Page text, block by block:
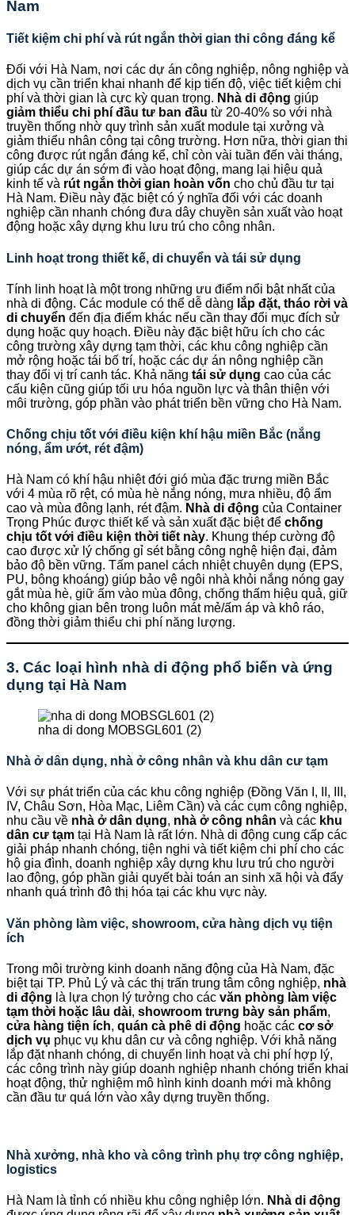
Nam
Tiết kiệm chi phí và rút ngắn thời gian thi công đáng kể
Đối với Hà Nam, nơi các dự án công nghiệp, nông nghiệp và
dịch vụ cần triển khai nhanh để kịp tiến độ, việc tiết kiệm chi
phí và thời gian là cực kỳ quan trọng. Nhà di động giúp
giảm thiểu chi phí đầu tư ban đầu từ 20-40% so với nhà
truyền thống nhờ quy trình sản xuất module tại xưởng và
giảm thiểu nhân công tại công trường. Hơn nữa, thời gian thi
công được rút ngắn đáng kể, chỉ còn vài tuần đến vài tháng,
giúp các dự án sớm đi vào hoạt động, mang lại hiệu quả
kinh tế và rút ngắn thời gian hoàn vốn cho chủ đầu tư tại
Hà Nam. Điều này đặc biệt có ý nghĩa đối với các doanh
nghiệp cần nhanh chóng đưa dây chuyền sản xuất vào hoạt
động hoặc xây dựng khu lưu trú cho công nhân.
Linh hoạt trong thiết kế, di chuyển và tái sử dụng
Tính linh hoạt là một trong những ưu điểm nổi bật nhất của
nhà di động. Các module có thể dễ dàng lắp đặt, tháo rời và
di chuyển đến địa điểm khác nếu cần thay đổi mục đích sử
dụng hoặc quy hoạch. Điều này đặc biệt hữu ích cho các
công trường xây dựng tạm thời, các khu công nghiệp cần
mở rộng hoặc tái bố trí, hoặc các dự án nông nghiệp cần
thay đổi vị trí canh tác. Khả năng tái sử dụng cao của các
cấu kiện cũng giúp tối ưu hóa nguồn lực và thân thiện với
môi trường, góp phần vào phát triển bền vững cho Hà Nam.
Chống chịu tốt với điều kiện khí hậu miền Bắc (nắng
nóng, ẩm ướt, rét đậm)
Hà Nam có khí hậu nhiệt đới gió mùa đặc trưng miền Bắc
với 4 mùa rõ rệt, có mùa hè nắng nóng, mưa nhiều, độ ẩm
cao và mùa đông lạnh, rét đậm. Nhà di động của Container
Trọng Phúc được thiết kế và sản xuất đặc biệt để chống
chịu tốt với điều kiện thời tiết này. Khung thép cường độ
cao được xử lý chống gỉ sét bằng công nghệ hiện đại, đảm
bảo độ bền vững. Tấm panel cách nhiệt chuyên dụng (EPS,
PU, bông khoáng) giúp bảo vệ ngôi nhà khỏi nắng nóng gay
gắt mùa hè, giữ ấm vào mùa đông, chống thấm hiệu quả, giữ
cho không gian bên trong luôn mát mẻ/ấm áp và khô ráo,
đồng thời giảm thiểu chi phí năng lượng.
3. Các loại hình nhà di động phổ biến và ứng
dụng tại Hà Nam
nha di dong MOBSGL601 (2)
Nhà ở dân dụng, nhà ở công nhân và khu dân cư tạm
Với sự phát triển của các khu công nghiệp (Đồng Văn I, II, III,
IV, Châu Sơn, Hòa Mạc, Liêm Cần) và các cụm công nghiệp,
nhu cầu về nhà ở dân dụng, nhà ở công nhân và các khu
dân cư tạm tại Hà Nam là rất lớn. Nhà di động cung cấp các
giải pháp nhanh chóng, tiện nghi và tiết kiệm chi phí cho các
hộ gia đình, doanh nghiệp xây dựng khu lưu trú cho người
lao động, góp phần giải quyết bài toán an sinh xã hội và đẩy
nhanh quá trình đô thị hóa tại các khu vực này.
Văn phòng làm việc, showroom, cửa hàng dịch vụ tiện
ích
Trong môi trường kinh doanh năng động của Hà Nam, đặc
biệt tại TP. Phủ Lý và các thị trấn trung tâm công nghiệp, nhà
di động là lựa chọn lý tưởng cho các văn phòng làm việc
tạm thời hoặc lâu dài, showroom trưng bày sản phẩm,
cửa hàng tiện ích, quán cà phê di động hoặc các cơ sở
dịch vụ phục vụ khu dân cư và công nghiệp. Với khả năng
lắp đặt nhanh chóng, di chuyển linh hoạt và chi phí hợp lý,
các công trình này giúp doanh nghiệp nhanh chóng triển khai
hoạt động, thử nghiệm mô hình kinh doanh mới mà không
cần đầu tư quá lớn vào xây dựng truyền thống.
Nhà xưởng, nhà kho và công trình phụ trợ công nghiệp,
logistics
Hà Nam là tỉnh có nhiều khu công nghiệp lớn. Nhà di động